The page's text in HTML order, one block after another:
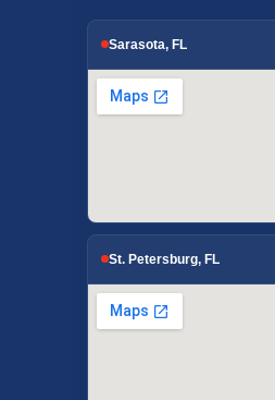
Sarasota, FL
St. Petersburg, FL